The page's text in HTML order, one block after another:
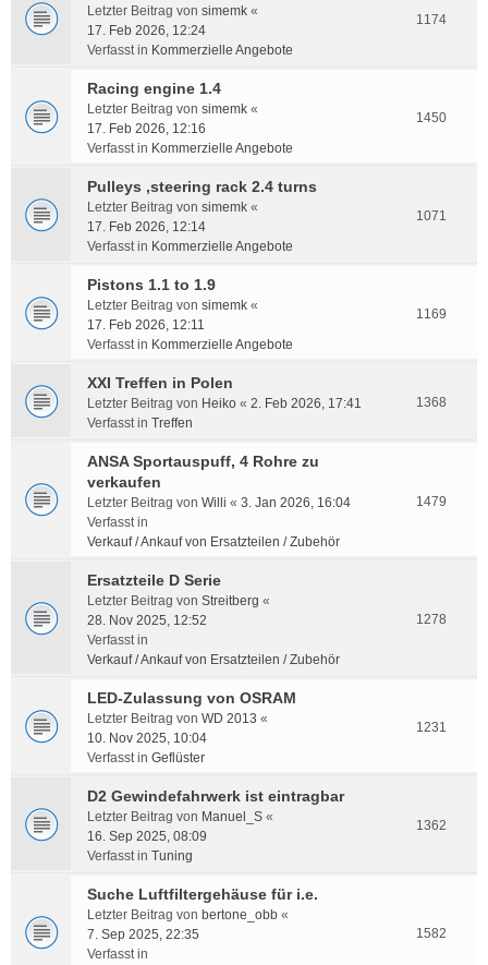
Letzter Beitrag von simemk «
17. Feb 2026, 12:24
Verfasst in Kommerzielle Angebote
1174
Racing engine 1.4
Letzter Beitrag von simemk «
17. Feb 2026, 12:16
Verfasst in Kommerzielle Angebote
1450
Pulleys ,steering rack 2.4 turns
Letzter Beitrag von simemk «
17. Feb 2026, 12:14
Verfasst in Kommerzielle Angebote
1071
Pistons 1.1 to 1.9
Letzter Beitrag von simemk «
17. Feb 2026, 12:11
Verfasst in Kommerzielle Angebote
1169
XXI Treffen in Polen
Letzter Beitrag von Heiko « 2. Feb 2026, 17:41
Verfasst in Treffen
1368
ANSA Sportauspuff, 4 Rohre zu
verkaufen
Letzter Beitrag von Willi « 3. Jan 2026, 16:04
Verfasst in
Verkauf / Ankauf von Ersatzteilen / Zubehör
1479
Ersatzteile D Serie
Letzter Beitrag von Streitberg «
28. Nov 2025, 12:52
Verfasst in
Verkauf / Ankauf von Ersatzteilen / Zubehör
1278
LED-Zulassung von OSRAM
Letzter Beitrag von WD 2013 «
10. Nov 2025, 10:04
Verfasst in Geflüster
1231
D2 Gewindefahrwerk ist eintragbar
Letzter Beitrag von Manuel_S «
16. Sep 2025, 08:09
Verfasst in Tuning
1362
Suche Luftfiltergehäuse für i.e.
Letzter Beitrag von bertone_obb «
7. Sep 2025, 22:35
Verfasst in
1582